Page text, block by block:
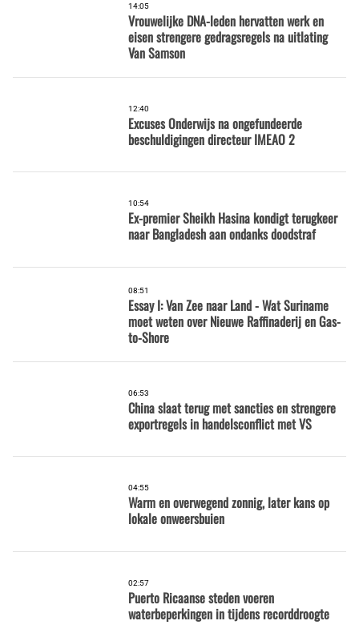
14:05
Vrouwelijke DNA-leden hervatten werk en
eisen strengere gedragsregels na uitlating
Van Samson
12:40
Excuses Onderwijs na ongefundeerde
beschuldigingen directeur IMEAO 2
10:54
Ex-premier Sheikh Hasina kondigt terugkeer
naar Bangladesh aan ondanks doodstraf
08:51
Essay I: Van Zee naar Land - Wat Suriname
moet weten over Nieuwe Raffinaderij en Gas-
to-Shore
06:53
China slaat terug met sancties en strengere
exportregels in handelsconflict met VS
04:55
Warm en overwegend zonnig, later kans op
lokale onweersbuien
02:57
Puerto Ricaanse steden voeren
waterbeperkingen in tijdens recorddroogte